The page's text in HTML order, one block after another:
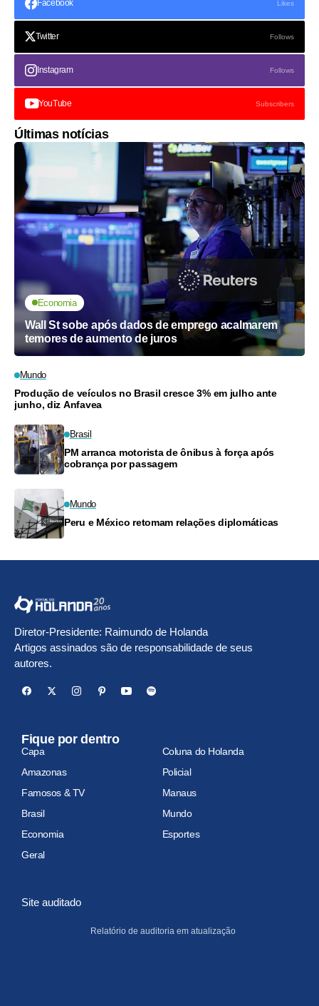
Facebook Likes
Twitter Follows
Instagram Follows
YouTube Subscribers
Últimas notícias
Economia
Wall St sobe após dados de emprego acalmarem
temores de aumento de juros
Mundo
Produção de veículos no Brasil cresce 3% em julho ante
junho, diz Anfavea
Brasil
PM arranca motorista de ônibus à força após
cobrança por passagem
Mundo
Peru e México retomam relações diplomáticas
Diretor-Presidente: Raimundo de Holanda
Artigos assinados são de responsabilidade de seus
autores.
Fique por dentro
Capa
Coluna do Holanda
Amazonas
Policial
Famosos & TV
Manaus
Brasil
Mundo
Economia
Esportes
Geral
Site auditado
Relatório de auditoria em atualização